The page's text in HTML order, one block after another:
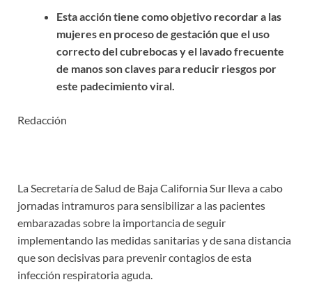
Esta acción tiene como objetivo recordar a las
mujeres en proceso de gestación que el uso
correcto del cubrebocas y el lavado frecuente
de manos son claves para reducir riesgos por
este padecimiento viral.
Redacción
La Secretaría de Salud de Baja California Sur lleva a cabo
jornadas intramuros para sensibilizar a las pacientes
embarazadas sobre la importancia de seguir
implementando las medidas sanitarias y de sana distancia
que son decisivas para prevenir contagios de esta
infección respiratoria aguda.